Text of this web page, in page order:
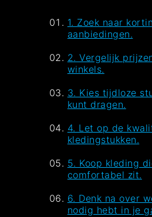
1. Zoek naar
aanbiedingen.
2. Vergelijk
winkels.
3. Kies tijdloze
kunt dragen.
4. Let op de
kledingstukken.
5. Koop kleding
comfortabel zit.
6. Denk na over
nodig hebt in je